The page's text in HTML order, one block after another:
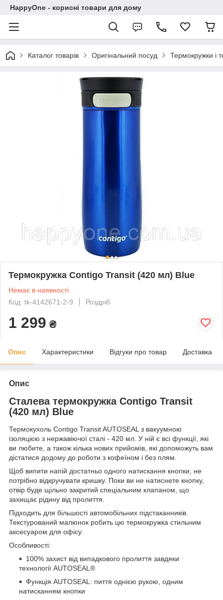
HappyOne - корисні товари для дому
Каталог товарів Оригінальний посуд Термокружки і
Термокружка Contigo Transit (420 мл) Blue
Немає в наявності
Код: tk-4142671-2-9
Роздріб
1 299 ₴
Опис Характеристики Відгуки про товар Доставка
Опис
Сталева термокружка Contigo Transit
(420 мл) Blue
Термокухоль Contigo Transit AUTOSEAL з вакуумною
ізоляцією з нержавіючої сталі - 420 мл. У ній є всі функції, які
ви любите, а також кілька нових прийомів, які допоможуть вам
дістатися додому до роботи з кофеїном і без плям.
Щоб випити напій достатньо одного натискання кнопки, не
потрібно відкручувати кришку. Поки ви не натиснете кнопку,
отвір буде щільно закритий спеціальним клапаном, що
захищає рідину від пролиття.
Підходить для більшості автомобільних підстаканників.
Текстурований малюнок робить цю термокружка стильним
аксесуаром для офісу.
Особливості:
100% захист від випадкового пролиття завдяки
технології AUTOSEAL®
Функція AUTOSEAL: пиття однією рукою, одним
натисканням кнопки